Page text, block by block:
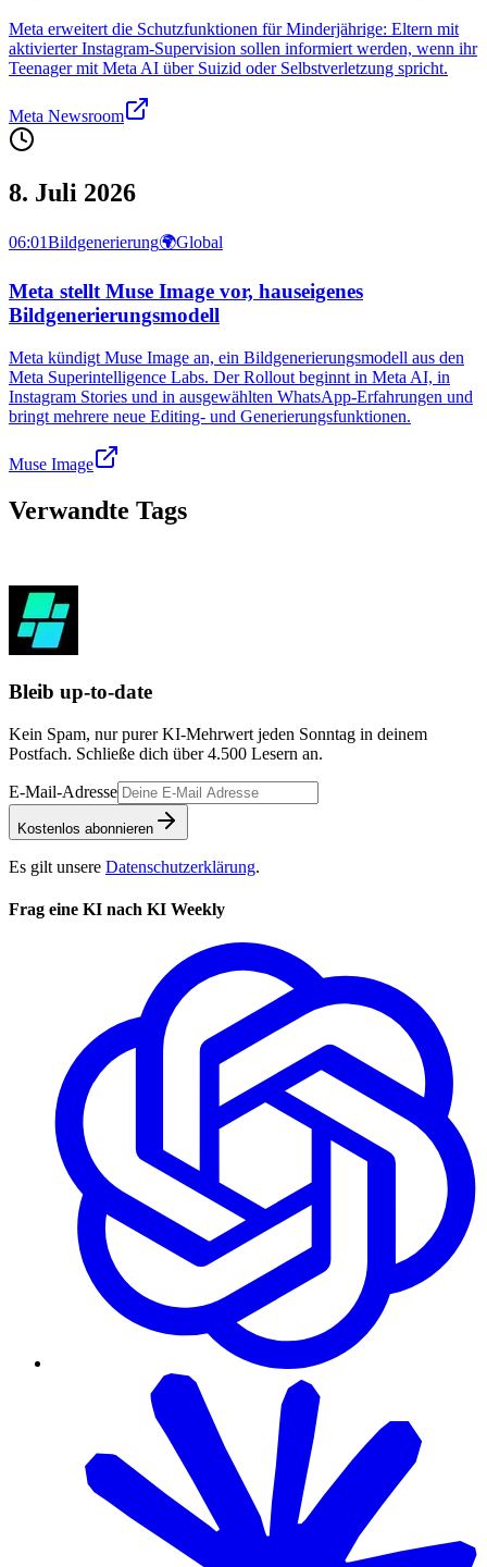
Meta erweitert die Schutzfunktionen für Minderjährige: Eltern mit
aktivierter Instagram-Supervision sollen informiert werden, wenn ihr
Teenager mit Meta AI über Suizid oder Selbstverletzung spricht.
Meta Newsroom
8. Juli 2026
06:01Bildgenerierung🌍Global
Meta stellt Muse Image vor, hauseigenes
Bildgenerierungsmodell
Meta kündigt Muse Image an, ein Bildgenerierungsmodell aus den
Meta Superintelligence Labs. Der Rollout beginnt in Meta AI, in
Instagram Stories und in ausgewählten WhatsApp‑Erfahrungen und
bringt mehrere neue Editing- und Generierungsfunktionen.
Muse Image
Verwandte Tags
Bleib up-to-date
Kein Spam, nur purer KI-Mehrwert jeden Sonntag in deinem
Postfach. Schließe dich über4.500 Lesern an.
E-Mail-Adresse
Kostenlos abonnieren
Es gilt unsere Datenschutzerklärung.
Frag eine KI nach KI Weekly